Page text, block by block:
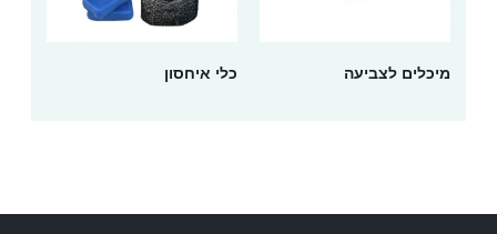
מיכלים לצביעה כלי איחסון